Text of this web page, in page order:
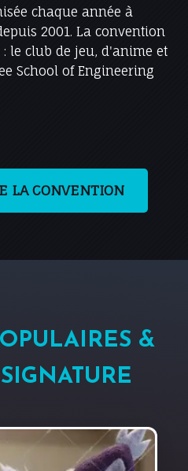
chaque année à
2001. La convention
: le club de jeu, d'anime et
School of Engineering
LA CONVENTION
&